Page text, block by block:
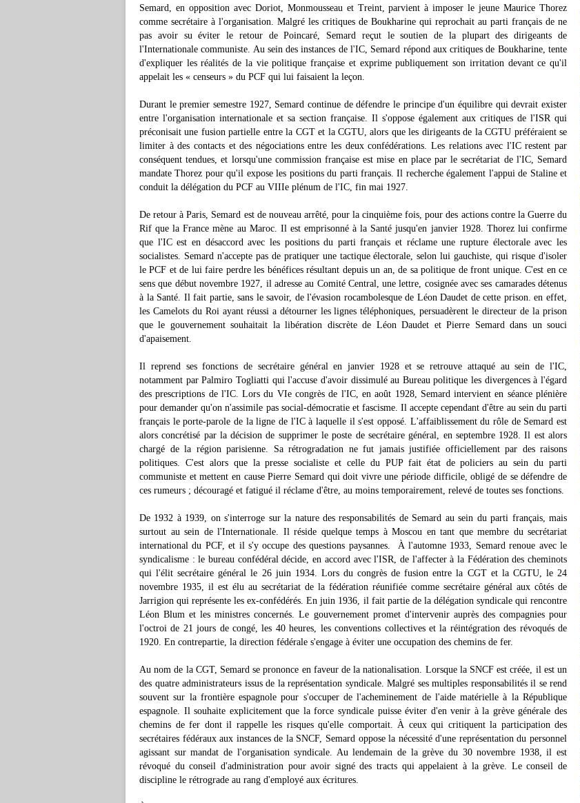
Semard, en opposition avec Doriot, Monmousseau et Treint, parvient à imposer le jeune Maurice Thorez
comme secrétaire à l'organisation. Malgré les critiques de Boukharine qui reprochait au parti français de ne
pas avoir su éviter le retour de Poincaré, Semard reçut le soutien de la plupart des dirigeants de
l'Internationale communiste. Au sein des instances de l'IC, Semard répond aux critiques de Boukharine, tente
d'expliquer les réalités de la vie politique française et exprime publiquement son irritation devant ce qu'il
appelait les « censeurs » du PCF qui lui faisaient la leçon.
Durant le premier semestre 1927, Semard continue de défendre le principe d'un équilibre qui devrait exister
entre l'organisation internationale et sa section française. Il s'oppose également aux critiques de l'ISR qui
préconisait une fusion partielle entre la CGT et la CGTU, alors que les dirigeants de la CGTU préféraient se
limiter à des contacts et des négociations entre les deux confédérations. Les relations avec l'IC restent par
conséquent tendues, et lorsqu'une commission française est mise en place par le secrétariat de l'IC, Semard
mandate Thorez pour qu'il expose les positions du parti français. Il recherche également l'appui de Staline et
conduit la délégation du PCF au VIIIe plénum de l'IC, fin mai 1927.
De retour à Paris, Semard est de nouveau arrêté, pour la cinquième fois, pour des actions contre la Guerre du
Rif que la France mène au Maroc. Il est emprisonné à la Santé jusqu'en janvier 1928. Thorez lui confirme
que l'IC est en désaccord avec les positions du parti français et réclame une rupture électorale avec les
socialistes. Semard n'accepte pas de pratiquer une tactique électorale, selon lui gauchiste, qui risque d'isoler
le PCF et de lui faire perdre les bénéfices résultant depuis un an, de sa politique de front unique. C'est en ce
sens que début novembre 1927, il adresse au Comité Central, une lettre, cosignée avec ses camarades détenus
à la Santé. Il fait partie, sans le savoir, de l'évasion rocambolesque de Léon Daudet de cette prison. en effet,
les Camelots du Roi ayant réussi a détourner les lignes téléphoniques, persuadèrent le directeur de la prison
que le gouvernement souhaitait la libération discrète de Léon Daudet et Pierre Semard dans un souci
d'apaisement.
Il reprend ses fonctions de secrétaire général en janvier 1928 et se retrouve attaqué au sein de l'IC,
notamment par Palmiro Togliatti qui l'accuse d'avoir dissimulé au Bureau politique les divergences à l'égard
des prescriptions de l'IC. Lors du VIe congrès de l'IC, en août 1928, Semard intervient en séance plénière
pour demander qu'on n'assimile pas social-démocratie et fascisme. Il accepte cependant d'être au sein du parti
français le porte-parole de la ligne de l'IC à laquelle il s'est opposé. L'affaiblissement du rôle de Semard est
alors concrétisé par la décision de supprimer le poste de secrétaire général, en septembre 1928. Il est alors
chargé de la région parisienne. Sa rétrogradation ne fut jamais justifiée officiellement par des raisons
politiques. C'est alors que la presse socialiste et celle du PUP fait état de policiers au sein du parti
communiste et mettent en cause Pierre Semard qui doit vivre une période difficile, obligé de se défendre de
ces rumeurs ; découragé et fatigué il réclame d'être, au moins temporairement, relevé de toutes ses fonctions.
De 1932 à 1939, on s'interroge sur la nature des responsabilités de Semard au sein du parti français, mais
surtout au sein de l'Internationale. Il réside quelque temps à Moscou en tant que membre du secrétariat
international du PCF, et il s'y occupe des questions paysannes. À l'automne 1933, Semard renoue avec le
syndicalisme : le bureau confédéral décide, en accord avec l'ISR, de l'affecter à la Fédération des cheminots
qui l'élit secrétaire général le 26 juin 1934. Lors du congrès de fusion entre la CGT et la CGTU, le 24
novembre 1935, il est élu au secrétariat de la fédération réunifiée comme secrétaire général aux côtés de
Jarrigion qui représente les ex-confédérés. En juin 1936, il fait partie de la délégation syndicale qui rencontre
Léon Blum et les ministres concernés. Le gouvernement promet d'intervenir auprès des compagnies pour
l'octroi de 21 jours de congé, les 40 heures, les conventions collectives et la réintégration des révoqués de
1920. En contrepartie, la direction fédérale s'engage à éviter une occupation des chemins de fer.
Au nom de la CGT, Semard se prononce en faveur de la nationalisation. Lorsque la SNCF est créée, il est un
des quatre administrateurs issus de la représentation syndicale. Malgré ses multiples responsabilités il se rend
souvent sur la frontière espagnole pour s'occuper de l'acheminement de l'aide matérielle à la République
espagnole. Il souhaite explicitement que la force syndicale puisse éviter d'en venir à la grève générale des
chemins de fer dont il rappelle les risques qu'elle comportait. À ceux qui critiquent la participation des
secrétaires fédéraux aux instances de la SNCF, Semard oppose la nécessité d'une représentation du personnel
agissant sur mandat de l'organisation syndicale. Au lendemain de la grève du 30 novembre 1938, il est
révoqué du conseil d'administration pour avoir signé des tracts qui appelaient à la grève. Le conseil de
discipline le rétrograde au rang d'employé aux écritures.